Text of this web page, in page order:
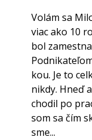
Volám sa
viac ako 10
bol
kou. Je to
nikdy. Hneď
chodil po
som sa čím
sme...